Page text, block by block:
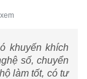
khuyến khích
số, chuyển
làm tốt, có tư